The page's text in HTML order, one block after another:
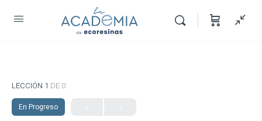
LECCIÓN 1 DE 0
En Progreso